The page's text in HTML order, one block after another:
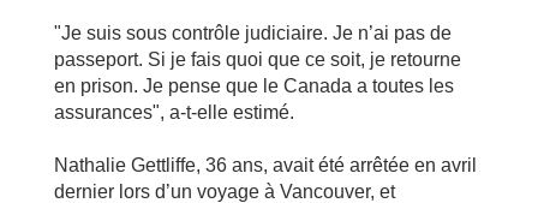
"Je suis sous contrôle judiciaire. Je n’ai pas de
passeport. Si je fais quoi que ce soit, je retourne
en prison. Je pense que le Canada a toutes les
assurances", a-t-elle estimé.
Nathalie Gettliffe, 36 ans, avait été arrêtée en avril
dernier lors d’un voyage à Vancouver, et